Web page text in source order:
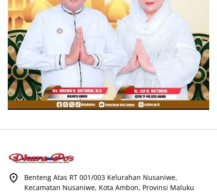
Benteng Atas RT 001/003 Kelurahan Nusaniwe,
Kecamatan Nusaniwe, Kota Ambon, Provinsi Maluku